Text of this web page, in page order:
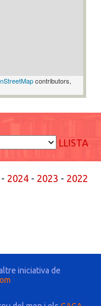
contributors,
LLISTA
- 2024- 2023 - 2022
iniciativa de